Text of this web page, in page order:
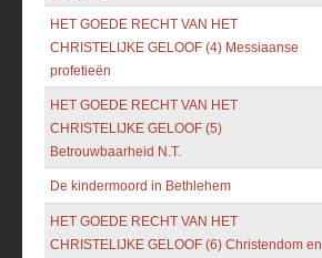
HET GOEDE RECHT VAN HET
CHRISTELIJKE GELOOF (4) Messiaanse
profetieën
HET GOEDE RECHT VAN HET
CHRISTELIJKE GELOOF (5)
Betrouwbaarheid N.T.
De kindermoord in Bethlehem
HET GOEDE RECHT VAN HET
CHRISTELIJKE GELOOF (6) Christendom en